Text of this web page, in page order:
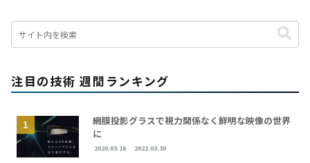
注目の技術 週間ランキング
網膜投影グラスで視力関係なく鮮明な映像の世界
に
2020.03.16 2022.03.30